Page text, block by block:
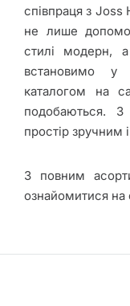
співпраця з
не лише
стилі модерн,
встановимо у
каталогом на
подобаються.
простір зручним
З повним
ознайомитися на